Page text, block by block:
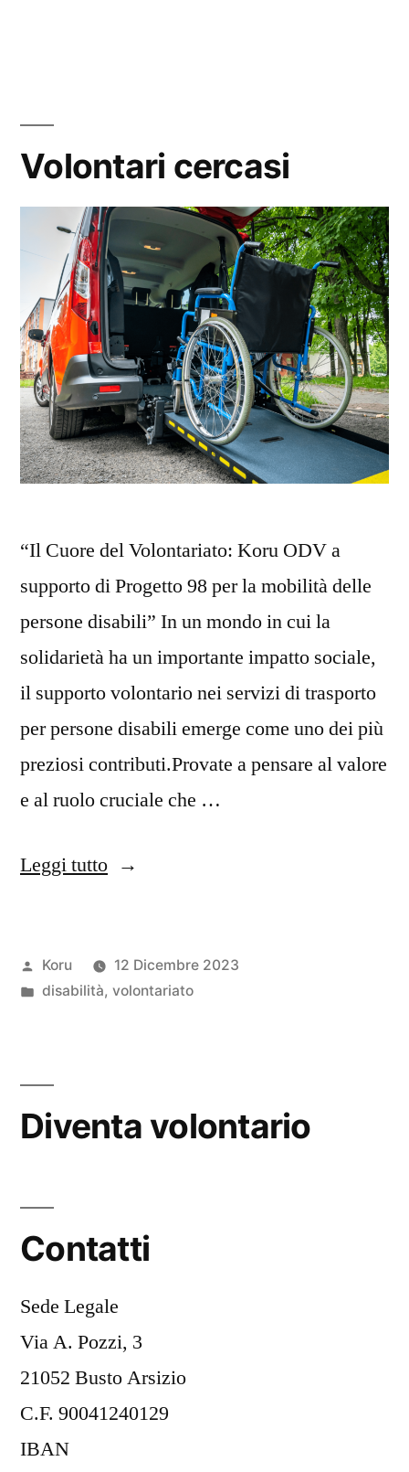
Volontari cercasi
“Il Cuore del Volontariato: Koru ODV a
supporto di Progetto 98 per la mobilità delle
persone disabili” In un mondo in cui la
solidarietà ha un importante impatto sociale,
il supporto volontario nei servizi di trasporto
per persone disabili emerge come uno dei più
preziosi contributi.Provate a pensare al valore
e al ruolo cruciale che …
Leggi tutto“Volontari
Pubblicato
da
Koru
12 Dicembre 2023
Pubblicato
disabilità, volontariato
Diventa volontario
Contatti
Sede Legale
Via A. Pozzi, 3
21052 Busto Arsizio
C.F. 90041240129
IBAN